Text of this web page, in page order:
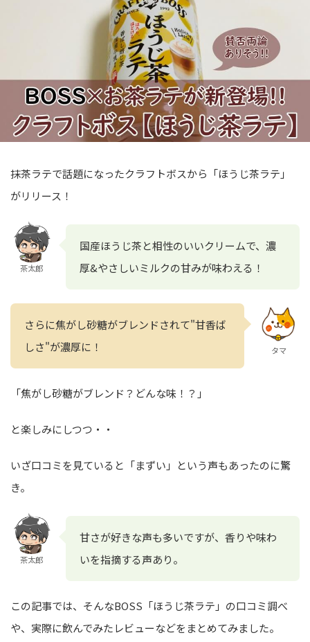
抹茶ラテで話題になったクラフトボスから「ほうじ茶ラテ」
がリリース！
茶太郎
国産ほうじ茶と相性のいいクリームで、濃
厚&やさしいミルクの甘みが味わえる！
さらに焦がし砂糖がブレンドされて"甘香ば
しさ"が濃厚に！
タマ
「焦がし砂糖がブレンド？どんな味！？」
と楽しみにしつつ・・
いざ口コミを見ていると「まずい」という声もあったのに驚
き。
茶太郎
甘さが好きな声も多いですが、香りや味わ
いを指摘する声あり。
この記事では、そんなBOSS「ほうじ茶ラテ」の口コミ調べ
や、実際に飲んでみたレビューなどをまとめてみました。